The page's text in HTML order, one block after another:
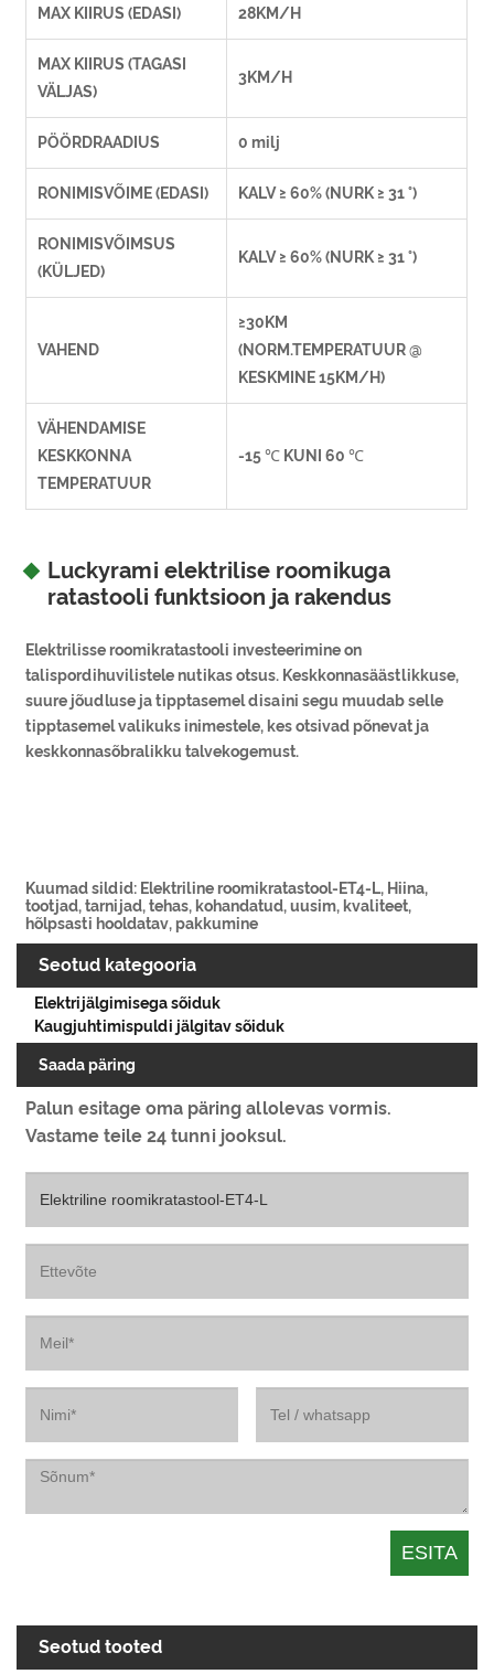
MAX KIIRUS (EDASI) 28KM/H
MAX KIIRUS (TAGASI
VÄLJAS)
3KM/H
PÖÖRDRAADIUS 0 milj
RONIMISVÕIME (EDASI) KALV ≥ 60% (NURK ≥ 31 °)
RONIMISVÕIMSUS
(KÜLJED)
KALV ≥ 60% (NURK ≥ 31 °)
VAHEND
≥30KM
(NORM.TEMPERATUUR @
KESKMINE 15KM/H)
VÄHENDAMISE
KESKKONNA
TEMPERATUUR
-15 ℃ KUNI 60 ℃
Luckyrami elektrilise roomikuga
ratastooli funktsioon ja rakendus
Elektrilisse roomikratastooli investeerimine on
talispordihuvilistele nutikas otsus. Keskkonnasäästlikkuse,
suure jõudluse ja tipptasemel disaini segu muudab selle
tipptasemel valikuks inimestele, kes otsivad põnevat ja
keskkonnasõbralikku talvekogemust.
Kuumad sildid: Elektriline roomikratastool-ET4-L, Hiina,
tootjad, tarnijad, tehas, kohandatud, uusim, kvaliteet,
hõlpsasti hooldatav, pakkumine
Seotud kategooria
Elektrijälgimisega sõiduk
Kaugjuhtimispuldi jälgitav sõiduk
Saada päring
Palun esitage oma päring allolevas vormis.
Vastame teile 24 tunni jooksul.
Seotud tooted